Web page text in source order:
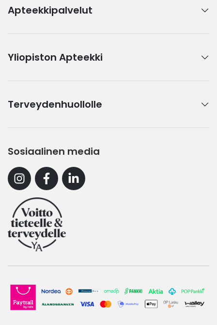
Apteekkipalvelut
Yliopiston Apteekki
Terveydenhuollolle
Sosiaalinen media
InstagramFacebookLinkedin